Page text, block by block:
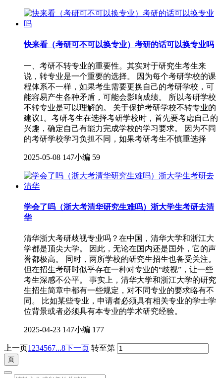
快来看（考研可不可以换专业）考研的话可以换专业吗
一、考研不转专业的重要性。其实对于研究生考生来
说，转专业是一个重要的选择。 因为每个考研学校的课
程体系不一样，如果考生需要更换自己的考研学校，可
能容易产生各种矛盾，可能会影响成绩。 所以考研学校
不转专业是可以理解的。 关于保护考研学校不转专业的
建议1。考研考生在选择考研学校时，首先要考虑自己的
兴趣，确定自己有能力完成学校的学习要求。 因为不同
的考研学校学习负担不同，如果考研考生不慎重选择
2025-05-08 147小编 59
学会了吗（浙大考清华研究生难吗）浙大学生考研去清
华
清华浙大考研歧视专业吗？在中国，清华大学和浙江大
学都是顶尖大学。 因此，无论在国内还是国外，它的声
誉都极高。 同时，两所学校的研究生招生也备受关注。
但在招生考研时似乎存在一种对专业的“歧视”，让一些
考生深感不公平。 事实上，清华大学和浙江大学的研究
生招生简章中都有一些规定，对不同专业的要求略有不
同。 比如某些专业，申请者必须具有相关专业的学士学
位背景或者必须具有本专业的学术研究经验。
2025-04-23 147小编 177
上一页1 234567...8下一页 转至第